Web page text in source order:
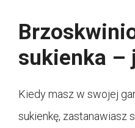
sukienka –
Kiedy masz w swojej
sukienkę, zastanawiasz